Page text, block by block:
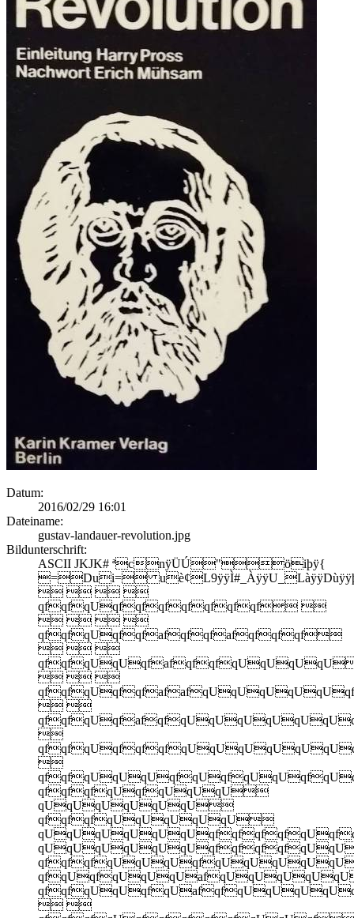
Datum:
2016/02/29 16:01
Dateiname:
gustav-landauer-revolution.jpg
Bildunterschrift:
ASCII JKJK# ªcnÿÜÚ"öiþÿ{
=Dui=
   
qfqfqUqfqfqfqfqfqfqf 
   
qfqfqUqfqfafqfqfafqfqfqf
  
  
 


qfqfqfqUqfqUqUqU
qUqUqUqUqUqU
qfqfqfqUqUqUqUqU
 